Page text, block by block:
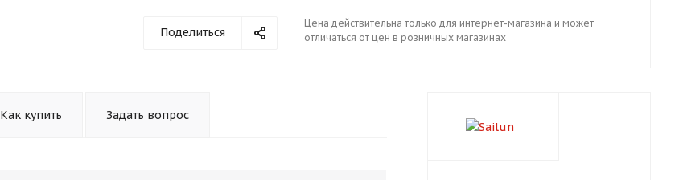
Поделиться
Цена действительна только для интернет-магазина и может
отличаться от цен в розничных магазинах
Как купить Задать вопрос